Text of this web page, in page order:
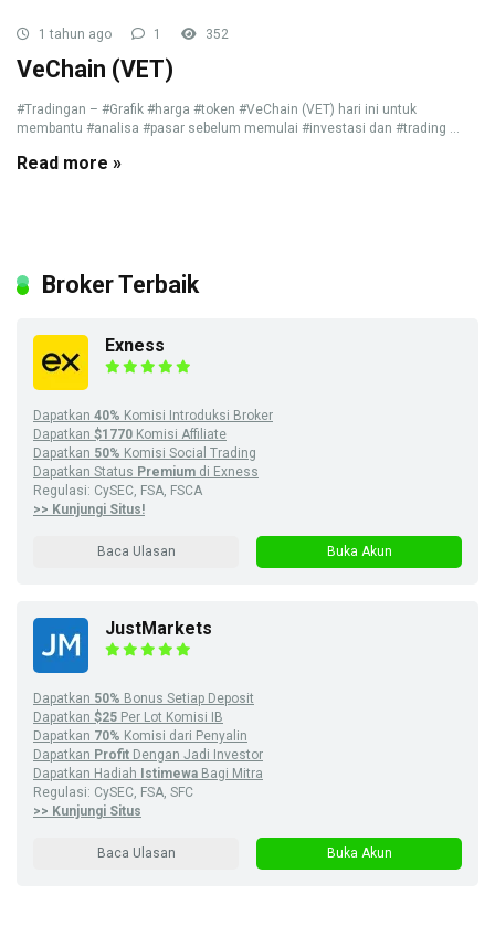
1 tahun ago 1 352
VeChain (VET)
#Tradingan – #Grafik #harga #token #VeChain (VET) hari ini untuk
membantu #analisa #pasar sebelum memulai #investasi dan #trading ...
Read more »
Broker Terbaik
Exness
Dapatkan 40% Komisi Introduksi Broker
Dapatkan $1770 Komisi Affiliate
Dapatkan 50% Komisi Social Trading
Dapatkan Status Premium di Exness
Regulasi: CySEC, FSA, FSCA
>> Kunjungi Situs!
Baca Ulasan Buka Akun
JustMarkets
Dapatkan 50% Bonus Setiap Deposit
Dapatkan $25 Per Lot Komisi IB
Dapatkan 70% Komisi dari Penyalin
Dapatkan Profit Dengan Jadi Investor
Dapatkan Hadiah
Istimewa Bagi Mitra
Regulasi: CySEC, FSA, SFC
>> Kunjungi Situs
Baca Ulasan Buka Akun